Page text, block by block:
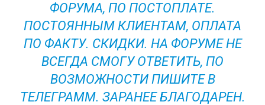
ФОРУМА, ПО ПОСТОПЛАТЕ.
ПОСТОЯННЫМ КЛИЕНТАМ, ОПЛАТА
ПО ФАКТУ. СКИДКИ. НА ФОРУМЕ НЕ
ВСЕГДА СМОГУ ОТВЕТИТЬ, ПО
ВОЗМОЖНОСТИ ПИШИТЕ В
ТЕЛЕГРАММ. ЗАРАНЕЕ БЛАГОДАРЕН.